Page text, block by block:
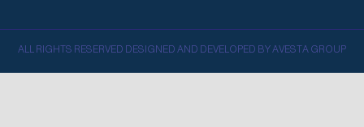
ALL RIGHTS RESERVED DESIGNED AND DEVELOPED BY AVESTA GROUP